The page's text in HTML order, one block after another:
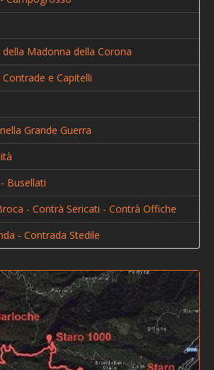
divertendosi!
passate
Non e le sue bellezze
nella storia...
nella Grande Guerra
- disostruzione pediatrica in
2016 "Lavorar"
di Natale a Merano e Lagundo e
Forst
2016
di meraviglie
il cielo
della Madonna della Corona
e Capitelli
Grande Guerra
Busellati
- Contrà Sericati - Contrà Offiche
- Contrada Stedile